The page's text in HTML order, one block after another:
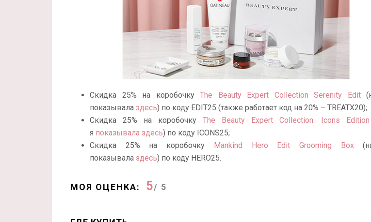
Скидка 25% на коробочкуThe Beauty Expert Collection Serenity Edit
показывала здесь) по коду EDIT25 (также работает код на 20% – TREATX20);
Скидка 25% на коробочку The Beauty Expert Collection: Icons Edition
я показывала здесь) по коду ICONS25;
Скидка 25% на коробочку Mankind Hero Edit Grooming Box
показывала здесь) по коду HERO25.
МОЯ ОЦЕНКА: 5/ 5